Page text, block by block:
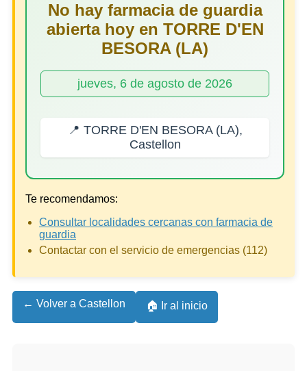
No hay farmacia de guardia
abierta hoy en TORRE D'EN
BESORA (LA)
jueves, 6 de agosto de 2026
📍 TORRE D'EN BESORA (LA),
Castellon
Te recomendamos:
Consultar localidades cercanas con farmacia de
guardia
Contactar con el servicio de emergencias (112)
← Volver a Castellon 🏠 Ir al inicio